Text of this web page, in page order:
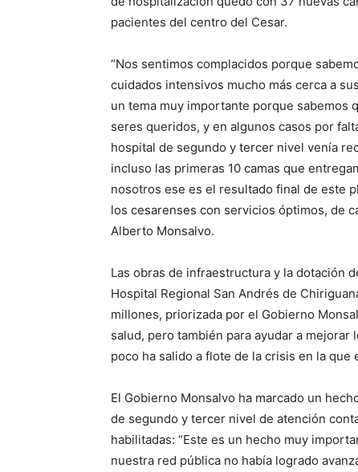
pacientes del centro del Cesar.
“Nos sentimos complacidos porque
cuidados intensivos mucho más cerca a
un tema muy importante porque sabemos
seres queridos, y en algunos casos por
hospital de segundo y tercer nivel venía
incluso las primeras 10 camas que
nosotros ese es el resultado final de este
los cesarenses con servicios óptimos, de
Alberto Monsalvo.
Las obras de infraestructura y la dotación
Hospital Regional San Andrés de
millones, priorizada por el Gobierno
salud, pero también para ayudar a
poco ha salido a flote de la crisis en la que
El Gobierno Monsalvo ha marcado un
de segundo y tercer nivel de atención
habilitadas: “Este es un hecho muy
nuestra red pública no había logrado